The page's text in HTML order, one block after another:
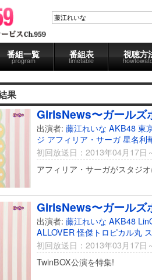
番組一覧
program
番組表
timetable
視聴方
果
GirlsNews〜ガールズ
出演者: 藤江れいな AKB48 東
ジ アフィリア・サーガ 星名利
初回放送日：2013年04月17日
アフィリア・サーガがスタジ
GirlsNews〜ガールズ
出演者: 藤江れいな AKB48
ALLOVER 怪傑トロピカル丸
初回放送日：2013年03月17日
TwinBOX公演を特集!